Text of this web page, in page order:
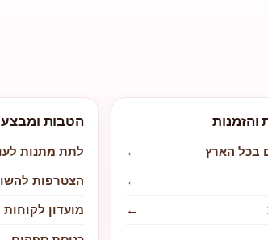
והזמנות
בכל הארץ
←
←
←
הטבות
לתת מתנות
הצטרפות
מועדון לקוחות